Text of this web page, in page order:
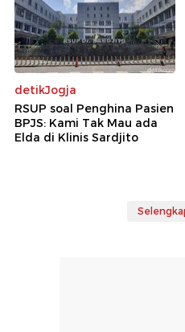
detikJogja
RSUP soal Penghina Pasien
BPJS: Kami Tak Mau ada
Elda di Klinis Sardjito